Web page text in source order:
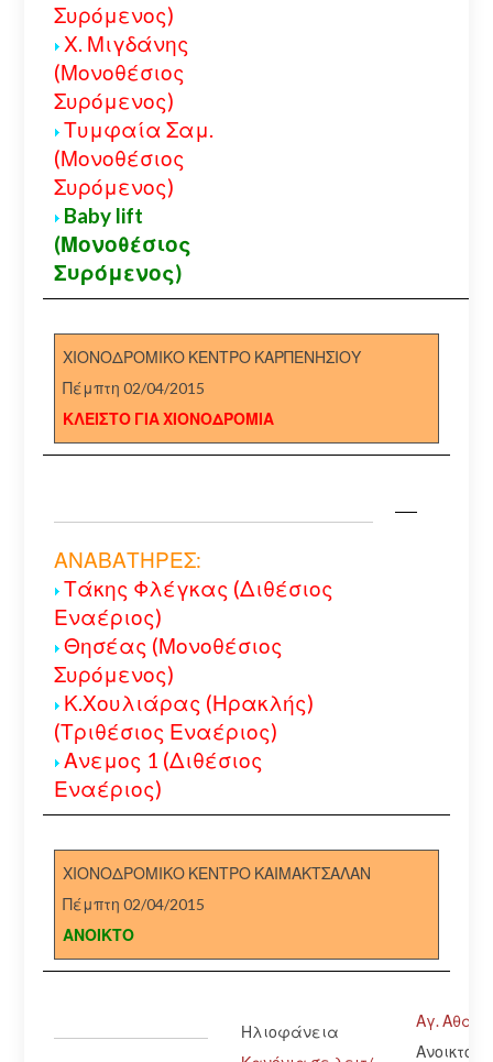
Συρόμενος)
Χ. Μιγδάνης
(Μονοθέσιος
Συρόμενος)
Τυμφαία Σαμ.
(Μονοθέσιος
Συρόμενος)
Baby lift
(Μονοθέσιος
Συρόμενος)
ΧΙΟΝΟΔΡΟΜΙΚΟ ΚΕΝΤΡΟ ΚΑΡΠΕΝΗΣΙΟΥ
Πέμπτη 02/04/2015
ΚΛΕΙΣΤΟ ΓΙΑ ΧΙΟΝΟΔΡΟΜΙΑ
ΑΝΑΒΑΤΗΡΕΣ:
Τάκης Φλέγκας (Διθέσιος
Εναέριος)
Θησέας (Μονοθέσιος
Συρόμενος)
Κ.Χουλιάρας (Ηρακλής)
(Τριθέσιος Εναέριος)
Ανεμος 1 (Διθέσιος
Εναέριος)
ΧΙΟΝΟΔΡΟΜΙΚΟ ΚΕΝΤΡΟ ΚΑΙΜΑΚΤΣΑΛΑΝ
Πέμπτη 02/04/2015
ΑΝΟΙΚΤΟ
Ηλιοφάνεια
Αγ.
Ανοικτός